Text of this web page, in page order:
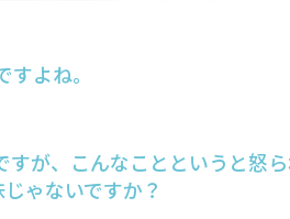
よね。
が、こんなことというと怒
ゃないですか？